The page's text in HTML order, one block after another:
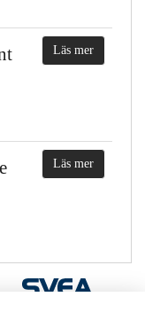
Läs mer
Läs mer